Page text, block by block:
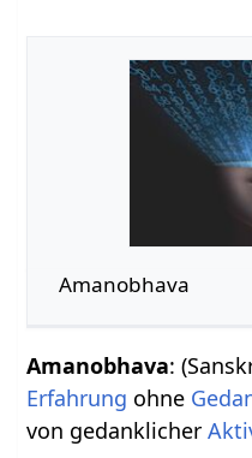
Amanobhava
Amanobhava:
Erfahrung ohne
von gedanklicher